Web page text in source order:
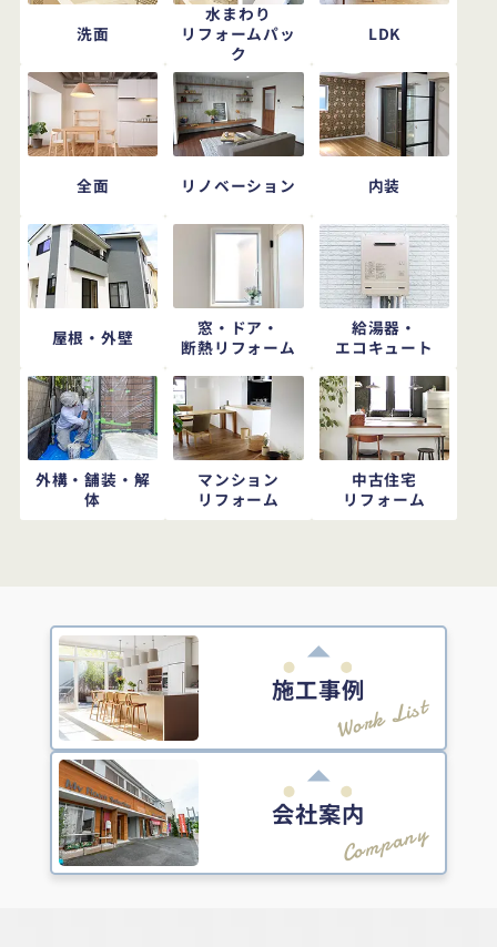
洗面
水まわり
リフォームパッ
ク
LDK
全面 リノベーション 内装
屋根・外壁
窓・ドア・
断熱リフォーム
給湯器・
エコキュート
外構・舗装・解
体
マンション
リフォーム
中古住宅
リフォーム
施工事例
Work List
会社案内
Company